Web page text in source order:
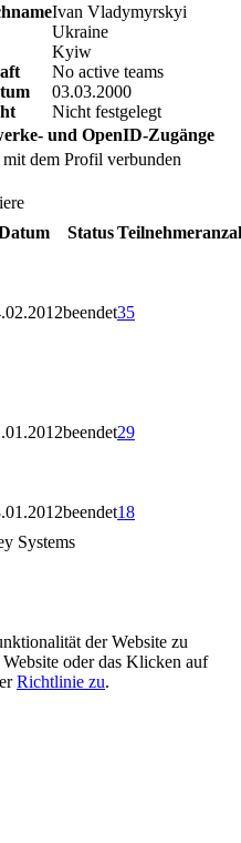
Ivan Vladymyrskyi
Ukraine
Kyiw
No active teams
03.03.2000
Nicht festgelegt
und OpenID-Zugänge
dem Profil verbunden
Status
beendet35
beendet29
beendet18
Systems
der Website zu
oder das Klicken auf
Richtlinie zu.